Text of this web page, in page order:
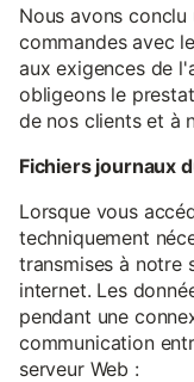
Nous avons
commandes avec
aux exigences de
obligeons le
de nos clients et à
Fichiers journaux
Lorsque vous
techniquement
transmises à notre
internet. Les
pendant une
communication
serveur Web :